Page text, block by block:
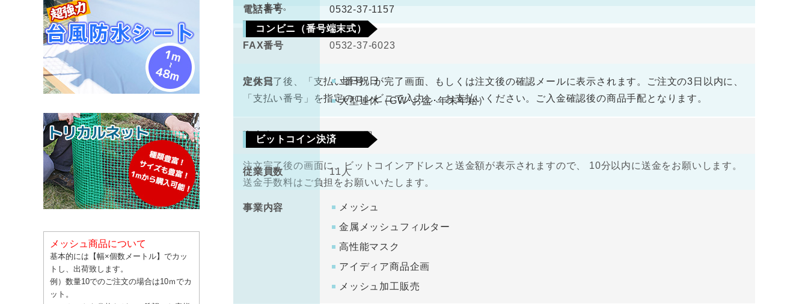
コンビニ（番号端末式）
注文完了後、「支払い番号」が完了画面、もしくは注文後の確認メールに表示されます。ご注文の3日以内に、
「支払い番号」を指定のコンビニで入力し、お支払いください。ご入金確認後の商品手配となります。
ビットコイン決済
注文完了後の画面に、ビットコインアドレスと送金額が表示されますので、 10分以内に送金をお願いします。
送金手数料はご負担をお願いいたします。
います。
電話番号 0532-37-1157
FAX番号 0532-37-6023
定休日
土日祝日
大型連休（GW･お盆･年末年始）
資本金 1000万円
従業員数 11人
事業内容
メッシュ
金属メッシュフィルター
高性能マスク
アイディア商品企画
メッシュ加工販売
メッシュ商品について
基本的には【幅×個数メートル】でカッ
トし、出荷致します。
例）数量10でのご注文の場合は10ｍでカ
ット。